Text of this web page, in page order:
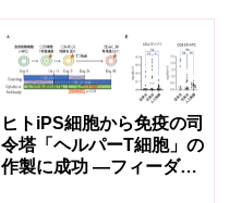
ヒトiPS細胞から免疫の司
令塔「ヘルパーT細胞」の
作製に成功 ―フィーダー